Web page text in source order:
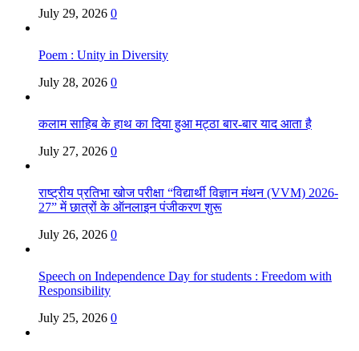
July 29, 2026 0
Poem : Unity in Diversity
July 28, 2026 0
कलाम साहिब के हाथ का दिया हुआ मट्ठा बार-बार याद आता है
July 27, 2026 0
राष्ट्रीय प्रतिभा खोज परीक्षा “विद्यार्थी विज्ञान मंथन (VVM) 2026-
27” में छात्रों के ऑनलाइन पंजीकरण शुरू
July 26, 2026 0
Speech on Independence Day for students : Freedom with
Responsibility
July 25, 2026 0